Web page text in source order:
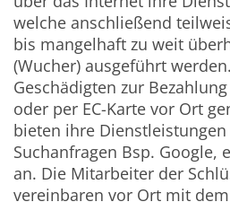
welche anschließend
bis mangelhaft zu weit
(Wucher) ausgeführt
Geschädigten zur
oder per EC-Karte vor Ort
bieten ihre
Suchanfragen Bsp. Google,
an. Die Mitarbeiter der
vereinbaren vor Ort mit